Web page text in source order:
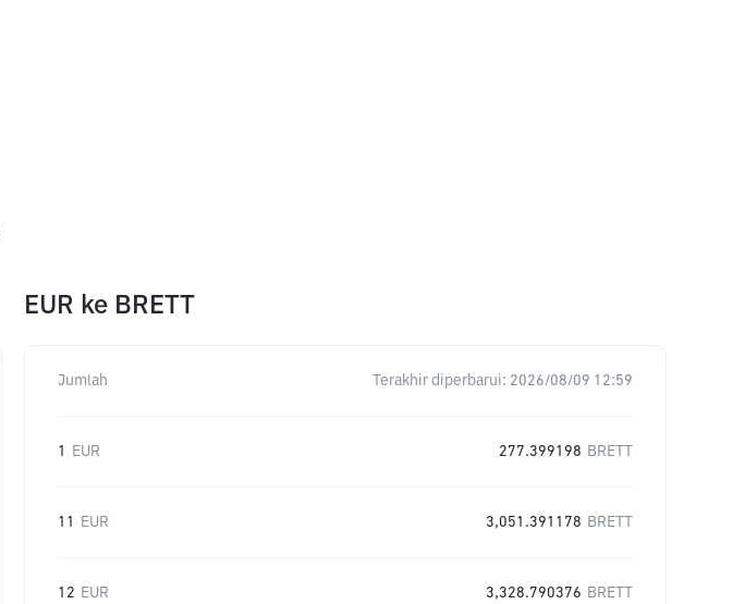
EUR ke BRETT
Jumlah Terakhir diperbarui: 2026/08/09 12:59
1 EUR 277.399198 BRETT
11 EUR 3,051.391178 BRETT
12 EUR 3,328.790376 BRETT